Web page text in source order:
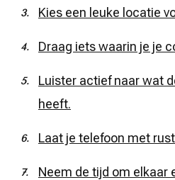
Kies een leuke locatie
Draag iets waarin je je
Luister actief naar wat
heeft.
Laat je telefoon met
Neem de tijd om elkaar